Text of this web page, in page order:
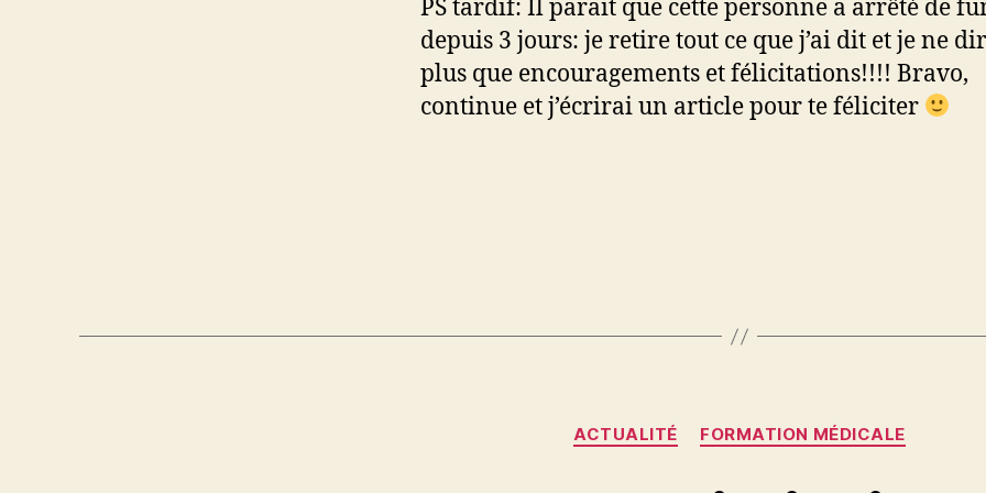
PS tardif: Il parait que cette personne a arrêté de
depuis 3 jours: je retire tout ce que j’ai dit et je ne
plus que encouragements et félicitations!!!! Bravo,
continue et j’écrirai un article pour te féliciter
Catégories
ACTUALITÉ FORMATION MÉDICALE